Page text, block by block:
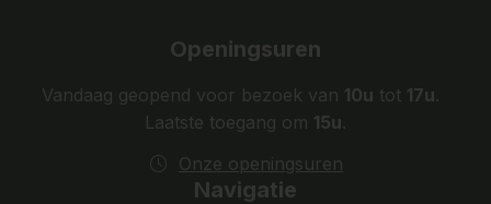
Openingsuren
Vandaag geopend voor bezoek van 10u tot 17u.
Laatste toegang om 15u.
Onze openingsuren
Navigatie